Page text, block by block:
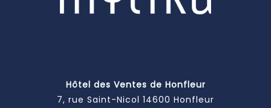
Hôtel des Ventes de Honfleur
7, rue Saint-Nicol 14600 Honfleur